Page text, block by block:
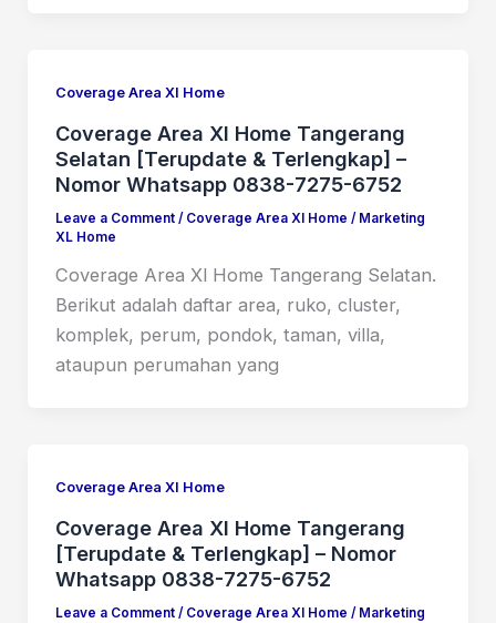
Coverage Area Xl Home
Coverage Area Xl Home Tangerang
Selatan [Terupdate & Terlengkap] –
Nomor Whatsapp 0838-7275-6752
Leave a Comment / Coverage Area Xl Home / Marketing
XL Home
Coverage Area Xl Home Tangerang Selatan.
Berikut adalah daftar area, ruko, cluster,
komplek, perum, pondok, taman, villa,
ataupun perumahan yang
Coverage Area Xl Home
Coverage Area Xl Home Tangerang
[Terupdate & Terlengkap] – Nomor
Whatsapp 0838-7275-6752
Leave a Comment / Coverage Area Xl Home / Marketing